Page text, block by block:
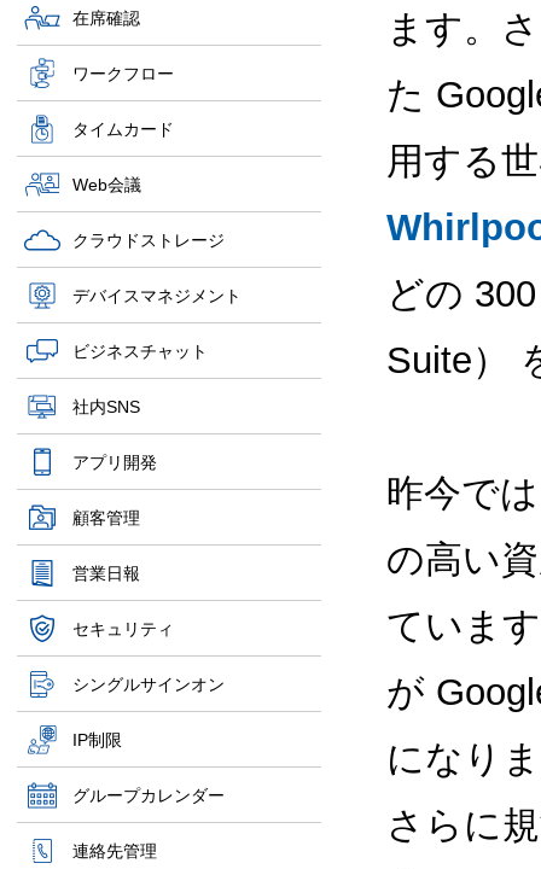
在席確認
ワークフロー
タイムカード
Web会議
クラウドストレージ
デバイスマネジメント
ビジネスチャット
社内SNS
アプリ開発
顧客管理
営業日報
セキュリティ
シングルサインオン
IP制限
グループカレンダー
連絡先管理
ます。
た
用する
どの
Suite）
昨今で
の高い
ていま
が
になり
さらに